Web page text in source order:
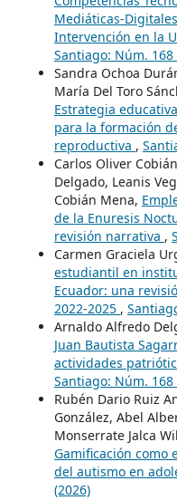
Mediáticas-
Intervención en la
Santiago: Núm. 168
Sandra Ochoa
María Del Toro
Estrategia
para la formación
reproductiva ,
Carlos Oliver
Delgado, Leanis
Cobián Mena,
de la Enuresis
revisión narrativa ,
Carmen Graciela
estudiantil en
Ecuador: una
2022-2025 ,
Arnaldo Alfredo
Juan Bautista
actividades
Santiago: Núm. 168
Rubén Dario Ruiz
González, Abel
Monserrate Jalca
Gamificación como
del autismo en
(2026)